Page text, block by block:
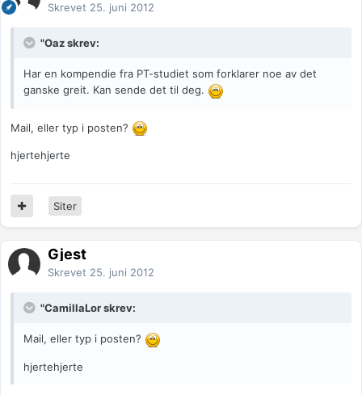
Skrevet 25. juni 2012
"Oaz skrev:
Har en kompendie fra PT-studiet som forklarer noe av det
ganske greit. Kan sende det til deg.
Mail, eller typ i posten?
hjertehjerte
Siter
Gjest
Skrevet 25. juni 2012
"CamillaLor skrev:
Mail, eller typ i posten?
hjertehjerte